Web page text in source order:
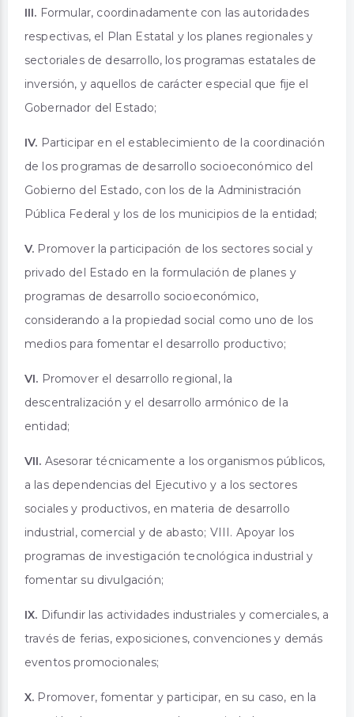
III. Formular, coordinadamente con las autoridades
respectivas, el Plan Estatal y los planes regionales y
sectoriales de desarrollo, los programas estatales de
inversión, y aquellos de carácter especial que fije el
Gobernador del Estado;
IV. Participar en el establecimiento de la coordinación
de los programas de desarrollo socioeconómico del
Gobierno del Estado, con los de la Administración
Pública Federal y los de los municipios de la entidad;
V. Promover la participación de los sectores social y
privado del Estado en la formulación de planes y
programas de desarrollo socioeconómico,
considerando a la propiedad social como uno de los
medios para fomentar el desarrollo productivo;
VI. Promover el desarrollo regional, la
descentralización y el desarrollo armónico de la
entidad;
VII. Asesorar técnicamente a los organismos públicos,
a las dependencias del Ejecutivo y a los sectores
sociales y productivos, en materia de desarrollo
industrial, comercial y de abasto; VIII. Apoyar los
programas de investigación tecnológica industrial y
fomentar su divulgación;
IX. Difundir las actividades industriales y comerciales, a
través de ferias, exposiciones, convenciones y demás
eventos promocionales;
X. Promover, fomentar y participar, en su caso, en la